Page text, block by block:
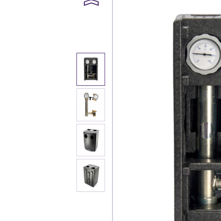
Каталог
Застройщикам
Снабженцам и
Монтажным
Предприятиям и
О
История компании